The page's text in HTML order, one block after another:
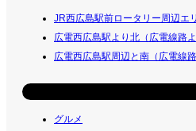
JR西広島駅前ロータリー周辺エ
広電西広島駅より北（広電線路
広電西広島駅周辺と南（広電線
グルメ